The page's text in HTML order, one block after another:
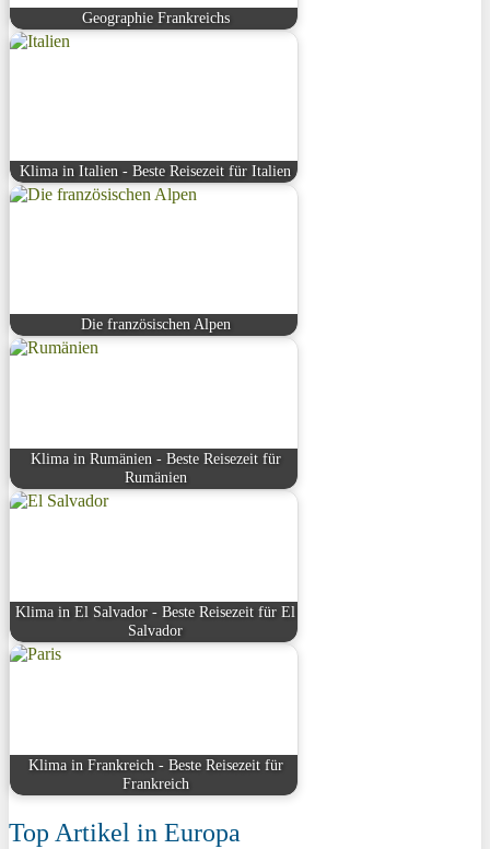
Geographie Frankreichs
Klima in Italien - Beste Reisezeit für Italien
Die französischen Alpen
Klima in Rumänien - Beste Reisezeit für
Rumänien
Klima in El Salvador - Beste Reisezeit für El
Salvador
Klima in Frankreich - Beste Reisezeit für
Frankreich
Top Artikel in Europa